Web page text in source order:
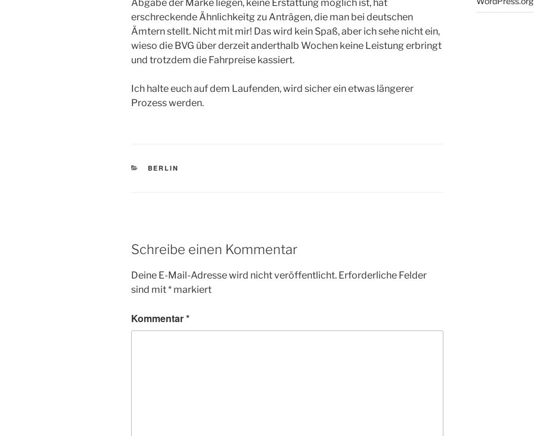
Abgabe der Marke liegen, keine Erstattung möglich ist, hat
erschreckende Ähnlichkeitg zu Anträgen, die man bei deutschen
Ämtern stellt. Nicht mit mir! Das wird kein Spaß, aber ich sehe nicht ein,
wieso die BVG über derzeit anderthalb Wochen keine Leistung erbringt
und trotzdem die Fahrpreise kassiert.
Ich halte euch auf dem Laufenden, wird sicher ein etwas längerer
Prozess werden.
KATEGORIEN
BERLIN
Schreibe einen Kommentar
Deine E-Mail-Adresse wird nicht veröffentlicht. Erforderliche Felder
sind mit* markiert
Kommentar*